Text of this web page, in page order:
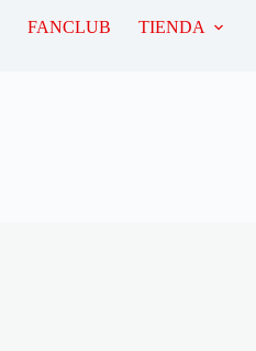
FANCLUB TIENDA